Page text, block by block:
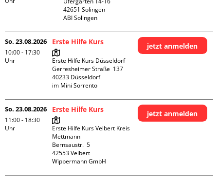
42651 Solingen
ABI Solingen
So. 23.08.2026
10:00 - 17:30
Uhr
Erste Hilfe Kurs
Erste Hilfe Kurs Düsseldorf
Gerresheimer Straße  137
40233 Düsseldorf
im Mini Sorrento
jetzt anmelden
So. 23.08.2026
11:00 - 18:30
Uhr
Erste Hilfe Kurs
Erste Hilfe Kurs Velbert Kreis
Mettmann
Bernsaustr.  5
42553 Velbert
Wippermann GmbH
jetzt anmelden